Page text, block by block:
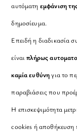
αυτόματη εμφάνιση
δημοσίευμα.
Επειδή η διαδικασία
είναιπλήρως
καμία ευθύνηγια το
παραβιάσεις που
Η επισκεψιμότητα
cookies ή